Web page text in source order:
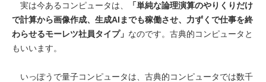
実は今あるコンピュータは、
「単純な論理演算のやりくりだけ
で計算から画像作成、生成AIまでも稼働させ、力ずくで仕事を終
わらせるモーレツ社員タイプ」 なのです。古典的コンピュータと
もいいます。
いっぽうで量子コンピュータは、古典的コンピュータでは数千